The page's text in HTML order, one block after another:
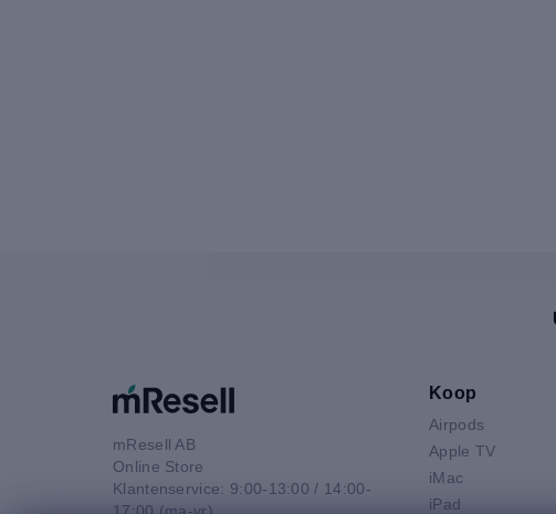
mResell AB
Online Store
Klantenservice: 9:00-13:00 / 14:00-
Koop
Airpods
Apple TV
iMac
iPad